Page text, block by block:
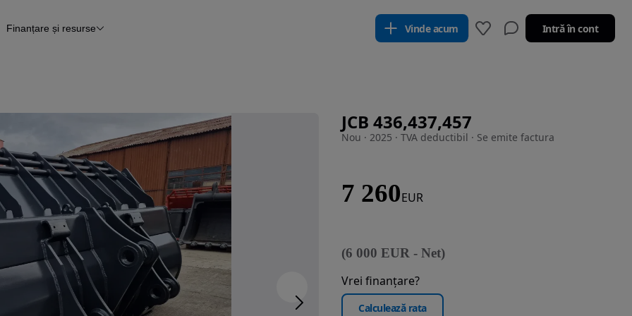
Finanțare și resurse Vinde acum Intră în cont
JCB 436,437,457
Nou · 2025 · TVA deductibil · Se emite factura
7 260EUR
(6 000 EUR - Net)
Vrei finanțare?
Calculează rata